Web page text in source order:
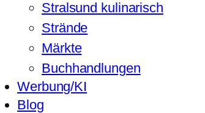
Stralsund kulinarisch
Strände
Märkte
Buchhandlungen
Werbung/KI
Blog